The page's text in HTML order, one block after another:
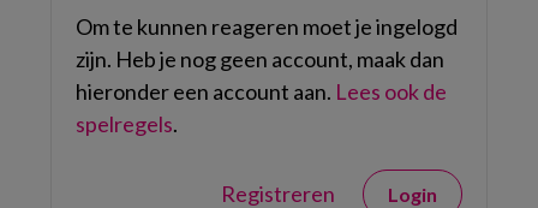
Om te kunnen reageren moet je ingelogd
zijn. Heb je nog geen account, maak dan
hieronder een account aan. Lees ook de
spelregels.
Registreren Login